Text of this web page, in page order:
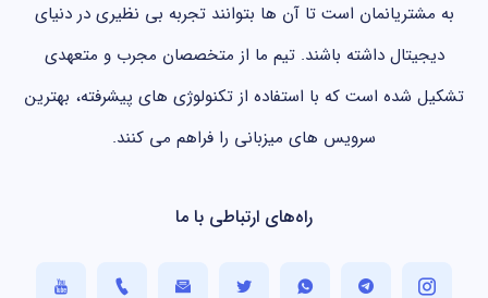
به مشتریانمان است تا آن ها بتوانند تجربه بی نظیری در دنیای
دیجیتال داشته باشند. تیم ما از متخصصان مجرب و متعهدی
تشکیل شده است که با استفاده از تکنولوژی های پیشرفته، بهترین
سرویس های میزبانی را فراهم می کنند.
راه‌های ارتباطی با ما